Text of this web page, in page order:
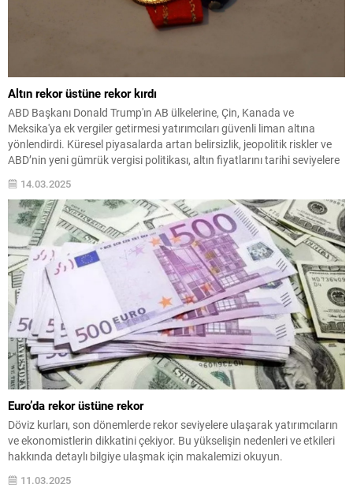
Altın rekor üstüne rekor kırdı
ABD Başkanı Donald Trump'ın AB ülkelerine, Çin, Kanada ve
Meksika'ya ek vergiler getirmesi yatırımcıları güvenli liman altına
yönlendirdi. Küresel piyasalarda artan belirsizlik, jeopolitik riskler ve
ABD’nin yeni gümrük vergisi politikası, altın fiyatlarını tarihi seviyelere
içindeki altın fiyatlarını hareketlendirdi ve altın bu...
14.03.2025
Euro’da rekor üstüne rekor
Döviz kurları, son dönemlerde rekor seviyelere ulaşarak yatırımcıların
ve ekonomistlerin dikkatini çekiyor. Bu yükselişin nedenleri ve etkileri
hakkında detaylı bilgiye ulaşmak için makalemizi okuyun.
11.03.2025